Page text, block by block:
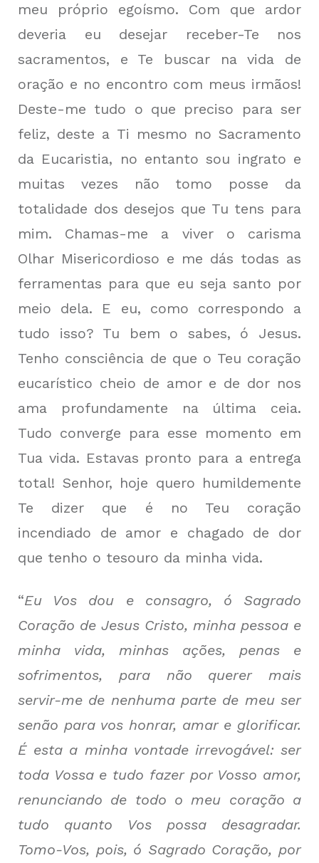
meu próprio egoísmo. Com que ardor
deveria eu desejar receber-Te nos
sacramentos, e Te buscar na vida de
oração e no encontro com meus irmãos!
Deste-me tudo o que preciso para ser
feliz, deste a Ti mesmo no Sacramento
da Eucaristia, no entanto sou ingrato e
muitas vezes não tomo posse da
totalidade dos desejos que Tu tens para
mim. Chamas-me a viver o carisma
Olhar Misericordioso e me dás todas as
ferramentas para que eu seja santo por
meio dela. E eu, como correspondo a
tudo isso? Tu bem o sabes, ó Jesus.
Tenho consciência de que o Teu coração
eucarístico cheio de amor e de dor nos
ama profundamente na última ceia.
Tudo converge para esse momento em
Tua vida. Estavas pronto para a entrega
total! Senhor, hoje quero humildemente
Te dizer que é no Teu coração
incendiado de amor e chagado de dor
que tenho o tesouro da minha vida.
“Eu Vos dou e consagro, ó Sagrado
Coração de Jesus Cristo, minha pessoa e
minha vida, minhas ações, penas e
sofrimentos, para não querer mais
servir-me de nenhuma parte de meu ser
senão para vos honrar, amar e glorificar.
É esta a minha vontade irrevogável: ser
toda Vossa e tudo fazer por Vosso amor,
renunciando de todo o meu coração a
tudo quanto Vos possa desagradar.
Tomo-Vos, pois, ó Sagrado Coração, por